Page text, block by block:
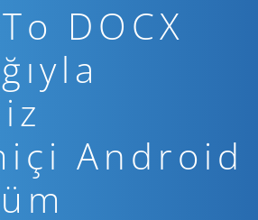
DOCX
Android